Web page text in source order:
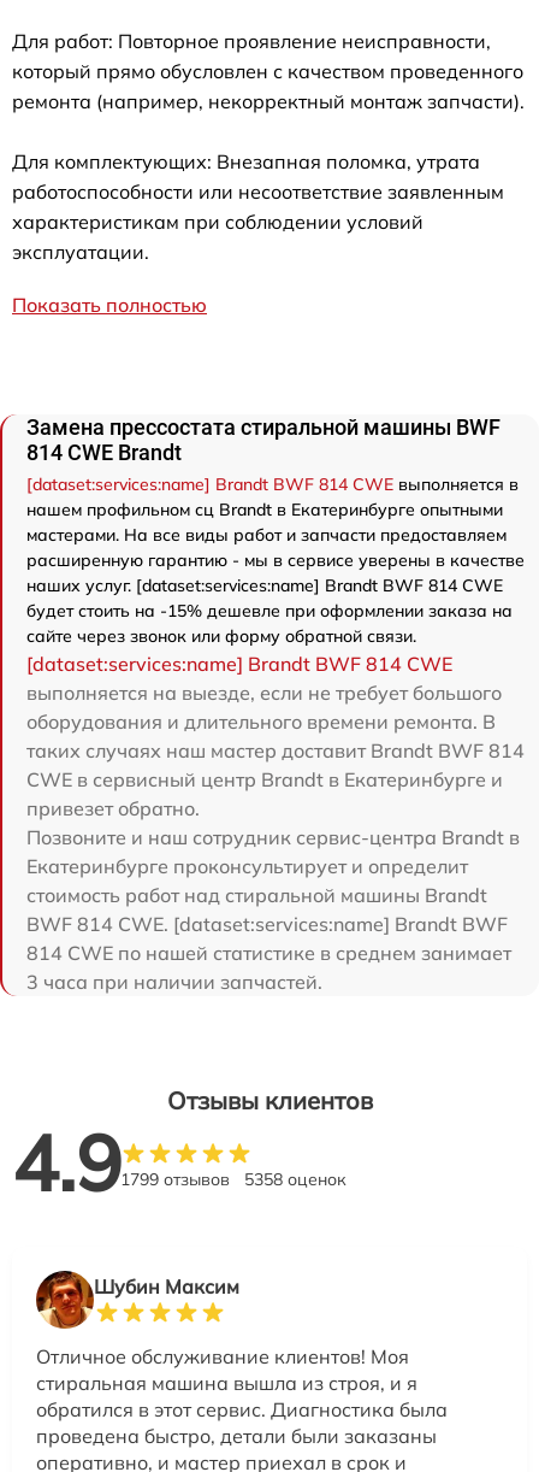
Для работ: Повторное проявление неисправности,
который прямо обусловлен с качеством проведенного
ремонта (например, некорректный монтаж запчасти).
Для комплектующих: Внезапная поломка, утрата
работоспособности или несоответствие заявленным
характеристикам при соблюдении условий
эксплуатации.
Показать полностью
Замена прессостата стиральной машины BWF
814 CWE Brandt
[dataset:services:name] Brandt BWF 814 CWE выполняется в
нашем профильном сц Brandt в Екатеринбурге опытными
мастерами. На все виды работ и запчасти предоставляем
расширенную гарантию - мы в сервисе уверены в качестве
наших услуг. [dataset:services:name] Brandt BWF 814 CWE
будет стоить на -15% дешевле при оформлении заказа на
сайте через звонок или форму обратной связи.
[dataset:services:name] Brandt BWF 814 CWE
выполняется на выезде, если не требует большого
оборудования и длительного времени ремонта. В
таких случаях наш мастер доставит Brandt BWF 814
CWE в сервисный центр Brandt в Екатеринбурге и
привезет обратно.
Позвоните и наш сотрудник сервис-центра Brandt в
Екатеринбурге проконсультирует и определит
стоимость работ над стиральной машины Brandt
BWF 814 CWE. [dataset:services:name] Brandt BWF
814 CWE по нашей статистике в среднем занимает
3 часа при наличии запчастей.
Отзывы клиентов
4.91799 отзывов 5358 оценок
Шубин Максим
Отличное обслуживание клиентов! Моя
стиральная машина вышла из строя, и я
обратился в этот сервис. Диагностика была
проведена быстро, детали были заказаны
оперативно, и мастер приехал в срок и